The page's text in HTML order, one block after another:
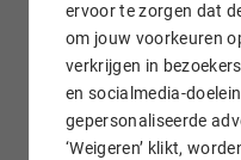
ervoor te zorgen dat
om jouw voorkeuren
verkrijgen in
en socialmedia-
gepersonaliseerde
‘Weigeren’ klikt,
Wij staan voor je